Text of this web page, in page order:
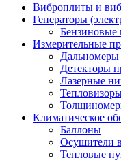
Виброплиты и
Генераторы
Бензиновые
Измерительные
Дальномеры
Детекторы
Лазерные
Климатическое
Баллоны
Осушители
Тепловые